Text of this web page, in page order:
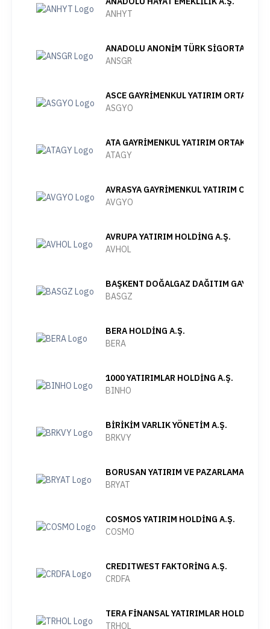
ANHYT
ANADOLU ANONİM TÜRK SİGORTA
ANSGR
ASCE GAYRİMENKUL YATIRIM
ASGYO
ATA GAYRİMENKUL YATIRIM ORTAKLIĞI
ATAGY
AVRASYA GAYRİMENKUL YATIRIM
AVGYO
AVRUPA YATIRIM HOLDİNG A.Ş.
AVHOL
BAŞKENT DOĞALGAZ DAĞITIM
BASGZ
BERA HOLDİNG A.Ş.
BERA
1000 YATIRIMLAR HOLDİNG A.Ş.
BINHO
BİRİKİM VARLIK YÖNETİM A.Ş.
BRKVY
BORUSAN YATIRIM VE PAZARLAMA A.Ş.
BRYAT
COSMOS YATIRIM HOLDİNG A.Ş.
COSMO
CREDITWEST FAKTORİNG A.Ş.
CRDFA
TERA FİNANSAL YATIRIMLAR HOLDİNG
TRHOL